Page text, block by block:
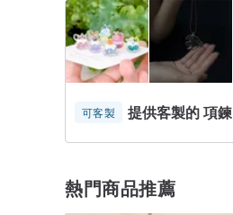
可客製 提供客製的 項鍊
熱門商品推薦